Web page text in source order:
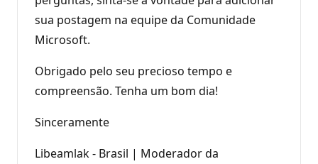
sua postagem na equipe da Comunidade
Microsoft.
Obrigado pelo seu precioso tempo e
compreensão. Tenha um bom dia!
Sinceramente
Libeamlak - Brasil | Moderador da